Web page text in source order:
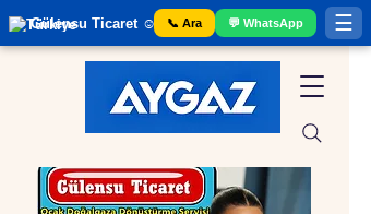
Gülensu Ticaret ☺️ Gaziantep Tüp Bayii
📞 Ara 💬 WhatsApp ☰